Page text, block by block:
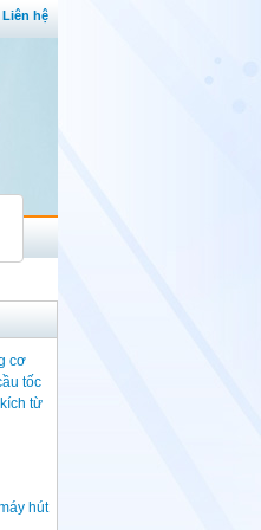
Liên hệ
cơ
tốc
từ
hút